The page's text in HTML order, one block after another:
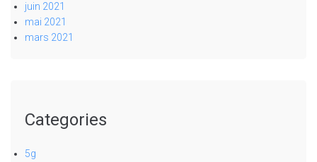
juin 2021
mai 2021
mars 2021
Categories
5g